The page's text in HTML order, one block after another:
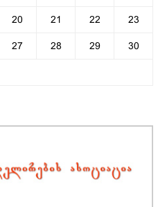
20 21 22 23
27 28 29 30